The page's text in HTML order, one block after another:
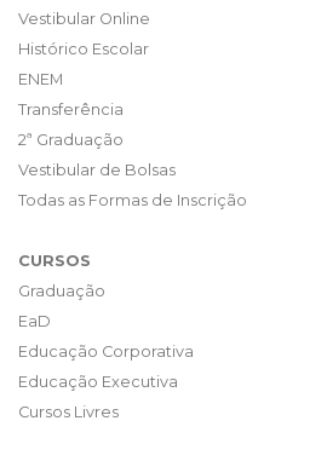
Vestibular Online
Histórico Escolar
ENEM
Transferência
2ª Graduação
Vestibular de Bolsas
Todas as Formas de Inscrição
CURSOS
Graduação
EaD
Educação Corporativa
Educação Executiva
Cursos Livres